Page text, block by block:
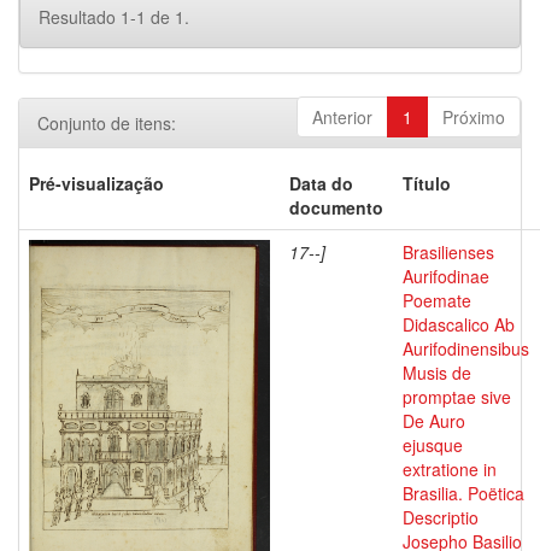
Resultado 1-1 de 1.
Anterior 1 Próximo
Conjunto de itens:
Pré-visualização
Data do
documento
Título
17--]
Brasilienses
Aurifodinae
Poemate
Didascalico Ab
Aurifodinensibus
Musis de
promptae sive
De Auro
ejusque
extratione in
Brasilia. Poëtica
Descriptio
Josepho Basilio